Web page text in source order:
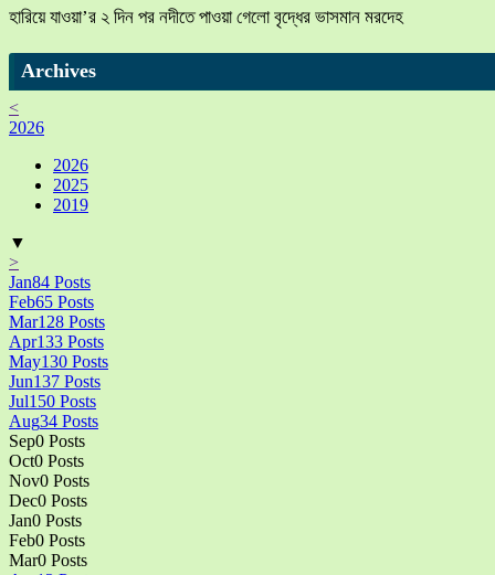
হারিয়ে যাওয়া’র ২ দিন পর নদীতে পাওয়া গেলো বৃদ্ধের ভাসমান মরদেহ
Archives
<
2026
2026
2025
2019
▼
>
Jan84 Posts
Feb65 Posts
Mar128 Posts
Apr133 Posts
May130 Posts
Jun137 Posts
Jul150 Posts
Aug34 Posts
Sep0 Posts
Oct0 Posts
Nov0 Posts
Dec0 Posts
Jan0 Posts
Feb0 Posts
Mar0 Posts